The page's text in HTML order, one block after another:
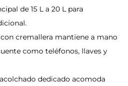
de 15 L a 20 L para
cremallera mantiene a mano
como teléfonos, llaves y
dedicado acomoda